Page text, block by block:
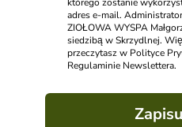
adres e-mail.
ZIOŁOWA WYSPA
siedzibą w Skrzydlnej.
przeczytasz w Polityce
Regulaminie Newslettera.